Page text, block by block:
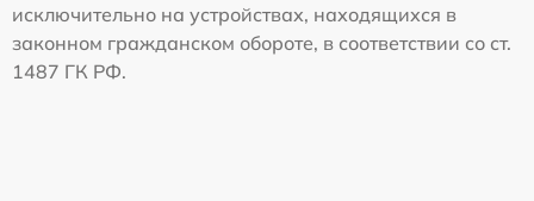
исключительно на устройствах, находящихся в
законном гражданском обороте, в соответствии со ст.
1487 ГК РФ.